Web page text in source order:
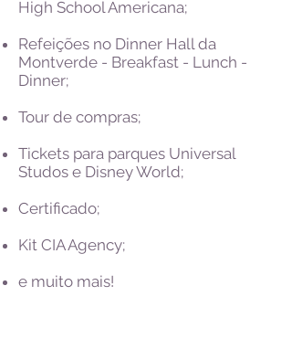
High School Americana;
Refeições no Dinner Hall da
Montverde - Breakfast - Lunch -
Dinner;
Tour de compras;
Tickets para parques Universal
Studos e Disney World;
Certificado;
Kit CIA Agency;
e muito mais!